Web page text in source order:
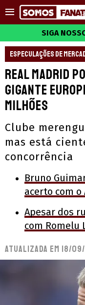
SIGA
ESPECULAÇÕES DE
Real Madrid
gigante
milhões
Clube
mas está
concorrência
Bruno
acerto com o
Apesar dos
com Romelu
Atualizada em 18/